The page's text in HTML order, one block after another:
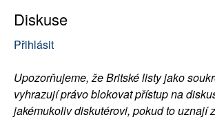
Diskuse
Přihlásit
Upozorňujeme, že Britské listy jako
vyhrazují právo blokovat přístup na
jakémukoliv diskutérovi, pokud to uznají